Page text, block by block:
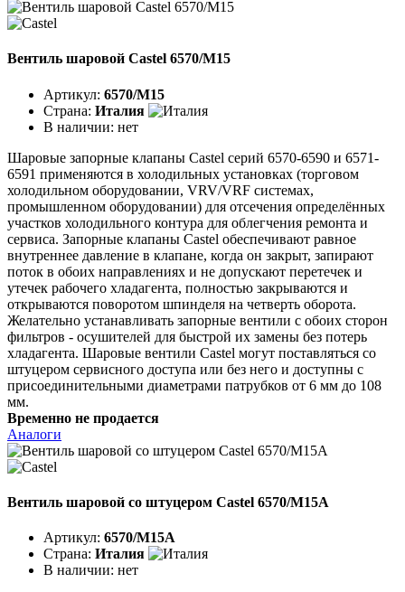
Вентиль шаровой Castel 6570/M15
Артикул: 6570/M15
Страна: Италия
В наличии: нет
Шаровые запорные клапаны Castel серий 6570-6590 и 6571-
6591 применяются в холодильных установках (торговом
холодильном оборудовании, VRV/VRF системах,
промышленном оборудовании) для отсечения определённых
участков холодильного контура для облегчения ремонта и
сервиса. Запорные клапаны Castel обеспечивают равное
внутреннее давление в клапане, когда он закрыт, запирают
поток в обоих направлениях и не допускают перетечек и
утечек рабочего хладагента, полностью закрываются и
открываются поворотом шпинделя на четверть оборота.
Желательно устанавливать запорные вентили с обоих сторон
фильтров - осушителей для быстрой их замены без потерь
хладагента. Шаровые вентили Castel могут поставляться со
штуцером сервисного доступа или без него и доступны с
присоединительными диаметрами патрубков от 6 мм до 108
мм.
Временно не продается
Аналоги
Вентиль шаровой со штуцером Castel 6570/M15A
Артикул: 6570/M15A
Страна: Италия
В наличии: нет